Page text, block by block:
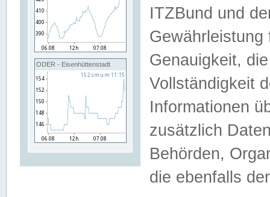
ODER - Eisenhüttenstadt
ITZBund und
Genauigkeit,
Vollständigkeit
Informationen
zusätzlich
Behörden,
die ebenfalls